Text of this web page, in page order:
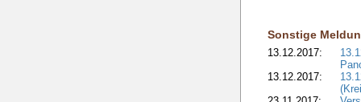
Sonstige
13.12.2017:
13.12.2017: